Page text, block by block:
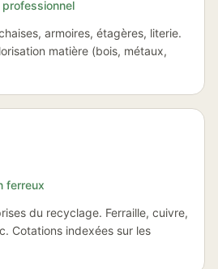
armoires, étagères, literie.
matière (bois, métaux,
ferreux
du recyclage. Ferraille, cuivre,
Cotations indexées sur les